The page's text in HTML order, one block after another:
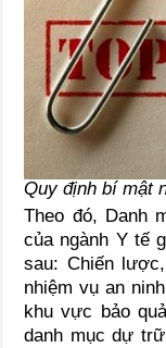
Quy định bí mật
Theo đó, Danh
của ngành Y tế
sau: Chiến
nhiệm vụ an
khu vực bảo
danh mục dự